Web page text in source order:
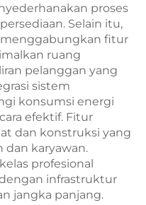
proses
Selain itu,
fitur
ruang
pelanggan yang
sistem
konsumsi energi
efektif. Fitur
dan konstruksi yang
karyawan.
profesional
infrastruktur
jangka panjang.